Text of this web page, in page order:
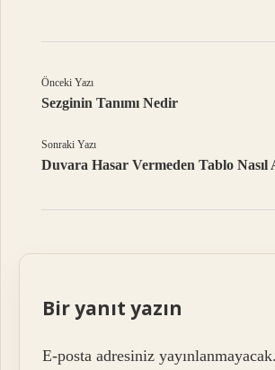
Önceki Yazı
Sezginin Tanımı Nedir
Sonraki Yazı
Duvara Hasar Vermeden Tablo Nasıl
Bir yanıt yazın
E-posta adresiniz yayınlanmayacak.